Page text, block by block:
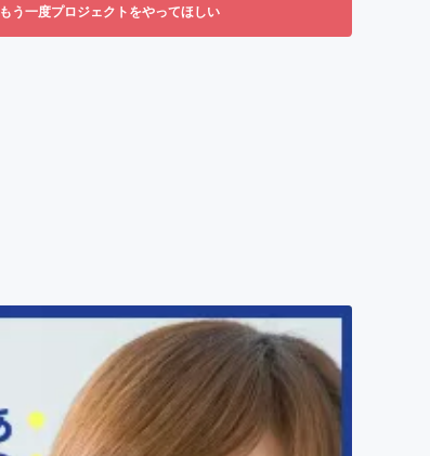
もう一度プロジェクトをやってほしい